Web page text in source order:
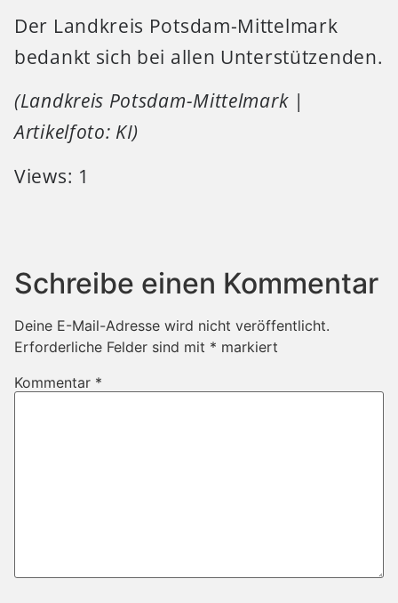
Der Landkreis Potsdam-Mittelmark
bedankt sich bei allen Unterstützenden.
(Landkreis Potsdam-Mittelmark |
Artikelfoto: KI)
Views: 1
Schreibe einen Kommentar
Deine E-Mail-Adresse wird nicht veröffentlicht.
Erforderliche Felder sind mit * markiert
Kommentar *